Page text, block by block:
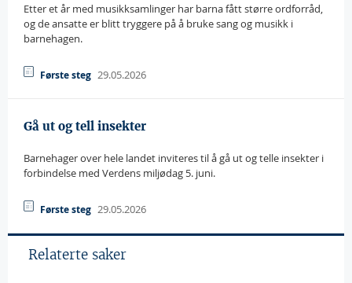
Etter et år med musikksamlinger har barna fått større ordforråd,
og de ansatte er blitt tryggere på å bruke sang og musikk i
barnehagen.
Første steg 29.05.2026
Gå ut og tell insekter
Barnehager over hele landet inviteres til å gå ut og telle insekter i
forbindelse med Verdens miljødag 5. juni.
Første steg 29.05.2026
Relaterte saker